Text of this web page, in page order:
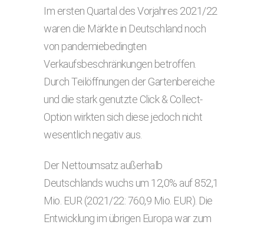
Im ersten Quartal des Vorjahres 2021/22
waren die Märkte in Deutschland noch
von pandemiebedingten
Verkaufsbeschränkungen betroffen.
Durch Teilöffnungen der Gartenbereiche
und die stark genutzte Click & Collect-
Option wirkten sich diese jedoch nicht
wesentlich negativ aus.
Der Nettoumsatz außerhalb
Deutschlands wuchs um 12,0% auf 852,1
Mio. EUR (2021/22: 760,9 Mio. EUR). Die
Entwicklung im übrigen Europa war zum